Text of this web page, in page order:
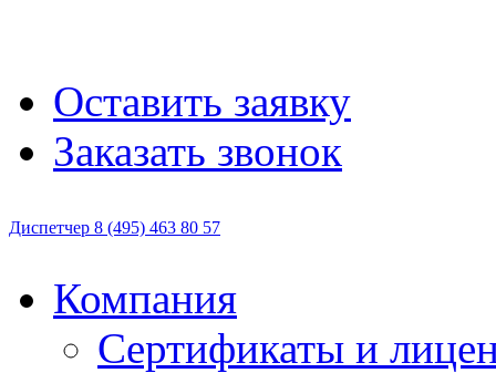
Оставить заявку
Заказать звонок
Диспетчер 8 (495) 463 80 57
Компания
Сертификаты и